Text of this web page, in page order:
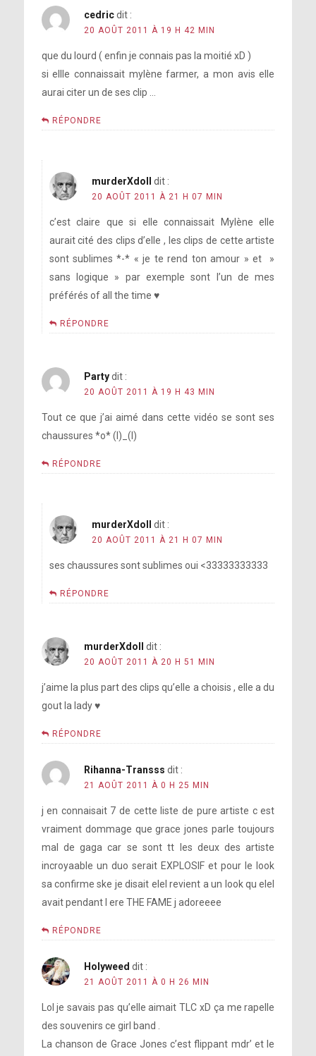
cedric dit :
20 AOÛT 2011 À 19 H 42 MIN
que du lourd ( enfin je connais pas la moitié xD )
si ellle connaissait mylène farmer, a mon avis elle
aurai citer un de ses clip …
RÉPONDRE
murderXdoll dit :
20 AOÛT 2011 À 21 H 07 MIN
c’est claire que si elle connaissait Mylène elle
aurait cité des clips d’elle , les clips de cette artiste
sont sublimes *-* « je te rend ton amour » et »
sans logique » par exemple sont l’un de mes
préférés of all the time ♥
RÉPONDRE
Party dit :
20 AOÛT 2011 À 19 H 43 MIN
Tout ce que j’ai aimé dans cette vidéo se sont ses
chaussures *o* (l)_(l)
RÉPONDRE
murderXdoll dit :
20 AOÛT 2011 À 21 H 07 MIN
ses chaussures sont sublimes oui <33333333333
RÉPONDRE
murderXdoll dit :
20 AOÛT 2011 À 20 H 51 MIN
j’aime la plus part des clips qu’elle a choisis , elle a du
gout la lady ♥
RÉPONDRE
Rihanna-Transss dit :
21 AOÛT 2011 À 0 H 25 MIN
j en connaisait 7 de cette liste de pure artiste c est
vraiment dommage que grace jones parle toujours
mal de gaga car se sont tt les deux des artiste
incroyaable un duo serait EXPLOSIF et pour le look
sa confirme ske je disait elel revient a un look qu elel
avait pendant l ere THE FAME j adoreeee
RÉPONDRE
Holyweed dit :
21 AOÛT 2011 À 0 H 26 MIN
Lol je savais pas qu’elle aimait TLC xD ça me rapelle
des souvenirs ce girl band .
La chanson de Grace Jones c’est flippant mdr’ et le